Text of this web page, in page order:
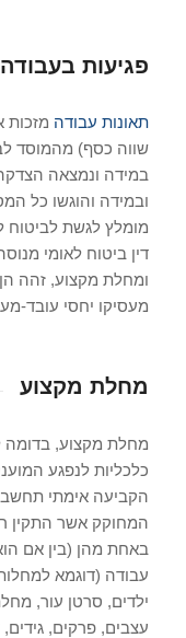
פגיעות
תאונות עבודה מזכות
שווה כסף) מהמוסד
במידה ונמצאה הצדקה
ובמידה והוגשו כל
מומלץ לגשת לביטוח
דין ביטוח לאומי
ומחלת מקצוע, זהה הן
מעסיקו יחסי עובד-
מחלת מקצוע
מחלת מקצוע, בדומה
כלכליות לנפגע
הקביעה אימתי
המחוקק אשר התקין
באחת מהן (בין אם
עבודה (דוגמא
ילדים, סרטן עור,
עצבים, פרקים,